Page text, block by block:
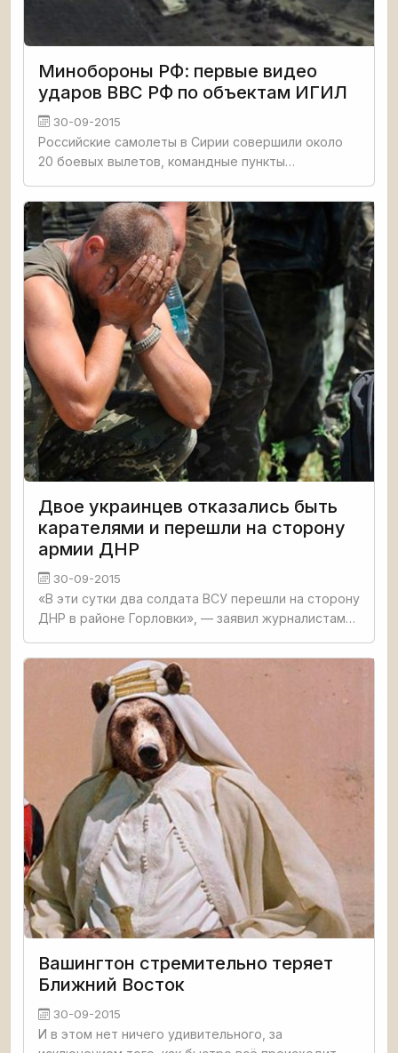
Минобороны РФ: первые видео
ударов ВВС РФ по объектам ИГИЛ
30-09-2015
Российские самолеты в Сирии совершили около
20 боевых вылетов, командные пункты
уничтожены, заявили в Минобороны России.
Вооружение российских самолетов не
Двое украинцев отказались быть
карателями и перешли на сторону
армии ДНР
30-09-2015
«В эти сутки два солдата ВСУ перешли на сторону
ДНР в районе Горловки», — заявил журналистам
Минобороны ДНР
Вашингтон стремительно теряет
Ближний Восток
30-09-2015
И в этом нет ничего удивительного, за